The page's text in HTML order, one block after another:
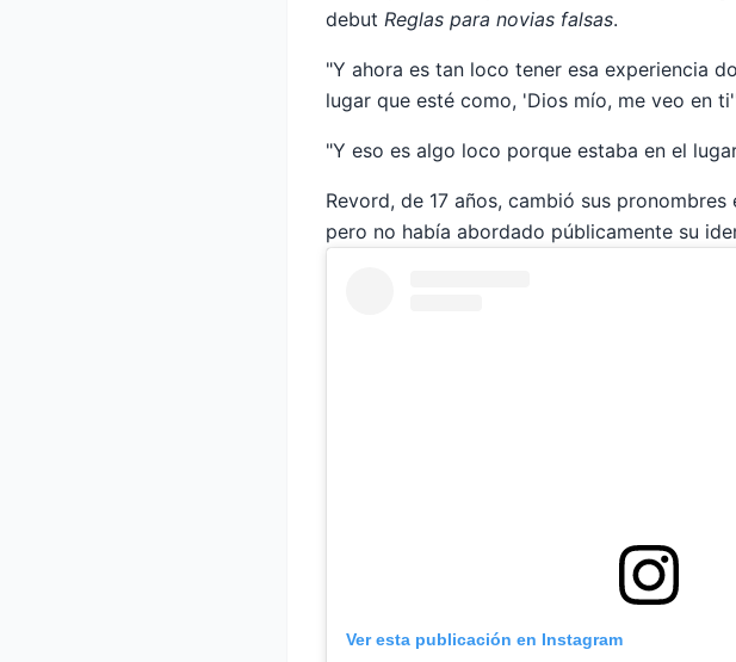
debut Reglas para novias falsas.
"Y ahora es tan loco tener esa experiencia
lugar que esté como, 'Dios mío, me veo en
"Y eso es algo loco porque estaba en el
Revord, de 17 años, cambió sus
pero no había abordado públicamente su
Ver esta publicación en Instagram